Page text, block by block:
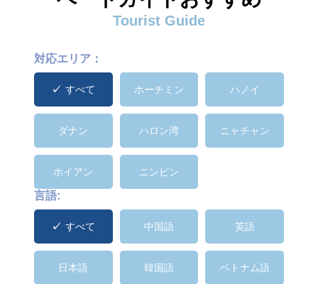
Tourist Guide
対応エリア：
すべて ホーチミン ハノイ
ダナン ハロン湾 ニャチャン
ホイアン ニンビン
言語:
すべて 中国語 英語
日本語 韓国語 ベトナム語